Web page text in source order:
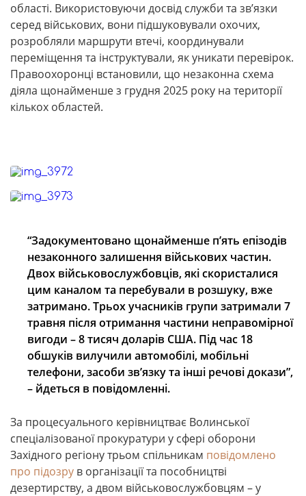
області. Використовуючи досвід служби та зв’язки
серед військових, вони підшуковували охочих,
розробляли маршрути втечі, координували
переміщення та інструктували, як уникати перевірок.
Правоохоронці встановили, що незаконна схема
діяла щонайменше з грудня 2025 року на території
кількох областей.
“Задокументовано щонайменше п’ять епізодів
незаконного залишення військових частин.
Двох військовослужбовців, які скористалися
цим каналом та перебували в розшуку, вже
затримано. Трьох учасників групи затримали 7
травня після отримання частини неправомірної
вигоди – 8 тисяч доларів США. Під час 18
обшуків вилучили автомобілі, мобільні
телефони, засоби зв’язку та інші речові докази”,
– йдеться в повідомленні.
За процесуального керівництває Волинської
спеціалізованої прокуратури у сфері оборони
Західного регіону трьом спільникам повідомлено
про підозру в організації та пособництві
дезертирству, а двом військовослужбовцям – у